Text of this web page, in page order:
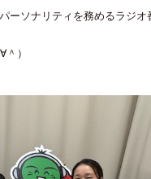
ソナリティを務めるラジオ
）